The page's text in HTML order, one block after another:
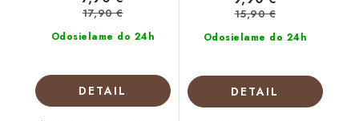
Odosielame do 24h
17,90 €
DETAIL
Odosielame do 24h
15,90 €
DETAIL